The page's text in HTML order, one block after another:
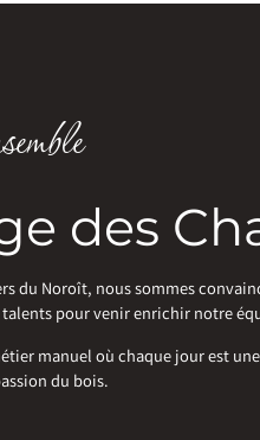
des
du Noroît, nous sommes
pour venir enrichir notre
manuel où chaque jour est
du bois.